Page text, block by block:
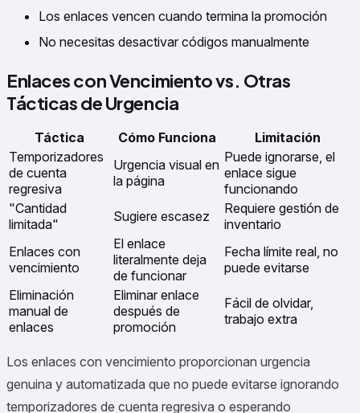
Los enlaces vencen cuando termina la promoción
No necesitas desactivar códigos manualmente
Enlaces con Vencimiento vs. Otras
Tácticas de Urgencia
Táctica Cómo Funciona
Limitación
Temporizadores
de cuenta
regresiva
Urgencia visual en
la página
Puede ignorarse, el
enlace sigue
funcionando
"Cantidad
limitada"
Sugiere escasez
Requiere gestión de
inventario
Enlaces con
vencimiento
El enlace
literalmente deja
de funcionar
Fecha límite real, no
puede evitarse
Eliminación
manual de
enlaces
Eliminar enlace
después de
promoción
Fácil de olvidar,
trabajo extra
Los enlaces con vencimiento proporcionan urgencia
genuina y automatizada que no puede evitarse ignorando
temporizadores de cuenta regresiva o esperando